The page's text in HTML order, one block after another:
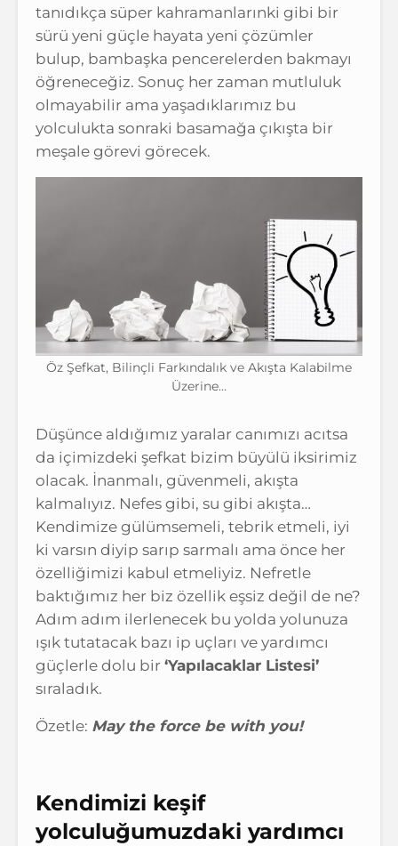
tanıdıkça süper kahramanlarınki gibi bir
sürü yeni güçle hayata yeni çözümler
bulup, bambaşka pencerelerden bakmayı
öğreneceğiz. Sonuç her zaman mutluluk
olmayabilir ama yaşadıklarımız bu
yolculukta sonraki basamağa çıkışta bir
meşale görevi görecek.
Öz Şefkat, Bilinçli Farkındalık ve Akışta Kalabilme
Üzerine…
Düşünce aldığımız yaralar canımızı acıtsa
da içimizdeki şefkat bizim büyülü iksirimiz
olacak. İnanmalı, güvenmeli, akışta
kalmalıyız. Nefes gibi, su gibi akışta…
Kendimize gülümsemeli, tebrik etmeli, iyi
ki varsın diyip sarıp sarmalı ama önce her
özelliğimizi kabul etmeliyiz. Nefretle
baktığımız her biz özellik eşsiz değil de ne?
Adım adım ilerlenecek bu yolda yolunuza
ışık tutatacak bazı ip uçları ve yardımcı
güçlerle dolu bir ‘Yapılacaklar Listesi’
sıraladık.
Özetle: May the force be with you!
Kendimizi keşif
yolculuğumuzdaki yardımcı